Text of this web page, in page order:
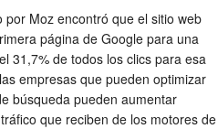
Moz encontró que el sitio web
página de Google para una
31,7% de todos los clics para esa
empresas que pueden optimizar
búsqueda pueden aumentar
que reciben de los motores de